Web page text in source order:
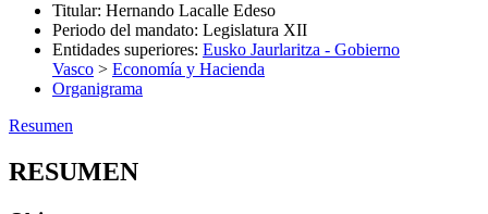
Titular: Hernando Lacalle Edeso
Periodo del mandato: Legislatura XII
Entidades superiores: Eusko Jaurlaritza - Gobierno
Vasco > Economía y Hacienda
Organigrama
Resumen
RESUMEN